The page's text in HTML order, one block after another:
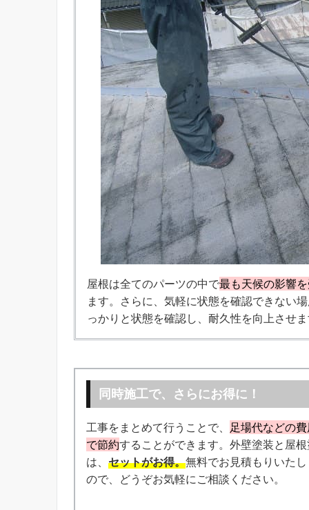
屋根は全てのパーツの中で最も天候の影響
ます。さらに、気軽に状態を確認できない
っかりと状態を確認し、耐久性を向上させ
同時施工で、さらにお得に！
工事をまとめて行うことで、 足場代などの
で節約することができます。外壁塗装と屋
は、 セットがお得。無料でお見積もりいた
ので、どうぞお気軽にご相談ください。